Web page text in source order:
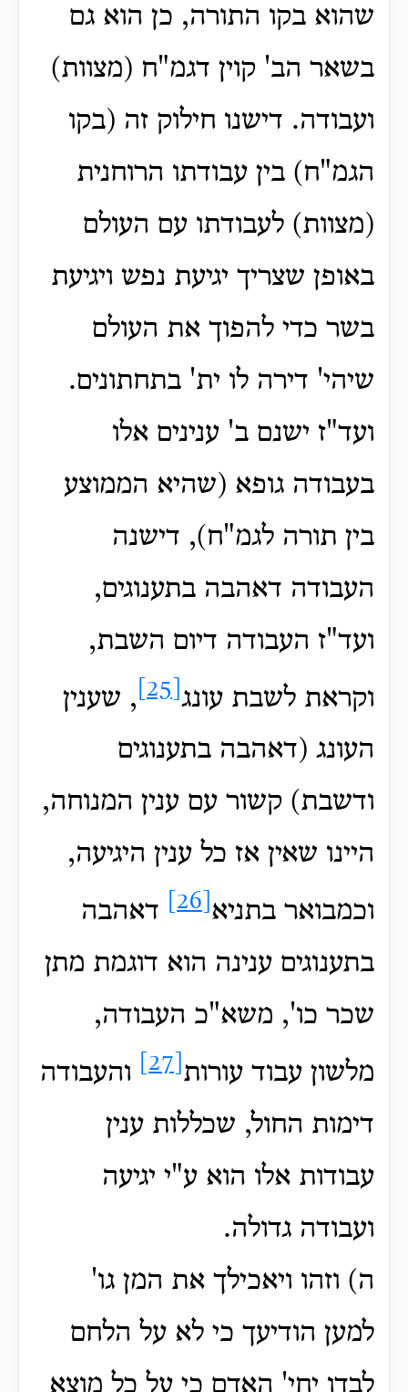
שהוא בקו התורה, כן הוא גם
בשאר הב' קוין דגמ"ח (מצוות)
ועבודה. דישנו חילוק זה (בקו
הגמ"ח) בין עבודתו הרוחנית
(מצוות) לעבודתו עם העולם
באופן שצריך יגיעת נפש ויגיעת
בשר כדי להפוך את העולם
שיהי' דירה לו ית' בתחתונים.
ועד"ז ישנם ב' ענינים אלו
בעבודה גופא (שהיא הממוצע
בין תורה לגמ"ח), דישנה
העבודה דאהבה בתענוגים,
ועד"ז העבודה דיום השבת,
וקראת לשבת עונג
, שענין
העונג (דאהבה בתענוגים
ודשבת) קשור עם ענין המנוחה,
היינו שאין אז כל ענין היגיעה,
וכמבואר בתניא
דאהבה
בתענוגים ענינה הוא דוגמת מתן
שכר כו', משא"כ העבודה,
מלשון עבוד עורות
והעבודה
דימות החול, שכללות ענין
עבודות אלו הוא ע"י יגיעה
ועבודה גדולה.
ה) וזהו ויאכילך את המן גו'
למען הודיעך כי לא על הלחם
לבדו יחי' האדם כי על כל מוצא